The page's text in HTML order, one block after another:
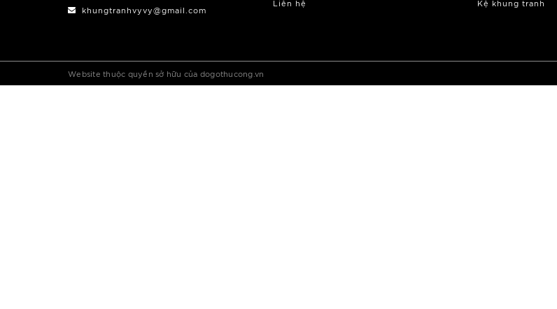
khungtranhvyvy@gmail.com
Liên hệ
Kệ khung tranh
Website thuộc quyền sở hữu của dogothucong.vn